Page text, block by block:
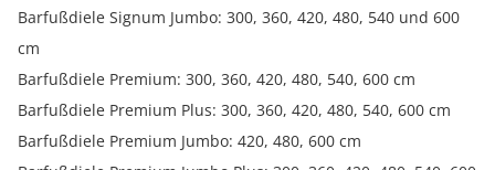
Barfußdiele Signum Jumbo: 300, 360, 420, 480, 540 und 600
cm
Barfußdiele Premium: 300, 360, 420, 480, 540, 600 cm
Barfußdiele Premium Plus: 300, 360, 420, 480, 540, 600 cm
Barfußdiele Premium Jumbo: 420, 480, 600 cm